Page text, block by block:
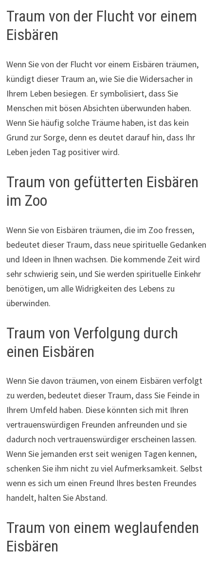
Traum von der Flucht vor einem
Eisbären
Wenn Sie von der Flucht vor einem Eisbären träumen,
kündigt dieser Traum an, wie Sie die Widersacher in
Ihrem Leben besiegen. Er symbolisiert, dass Sie
Menschen mit bösen Absichten überwunden haben.
Wenn Sie häufig solche Träume haben, ist das kein
Grund zur Sorge, denn es deutet darauf hin, dass Ihr
Leben jeden Tag positiver wird.
Traum von gefütterten Eisbären
im Zoo
Wenn Sie von Eisbären träumen, die im Zoo fressen,
bedeutet dieser Traum, dass neue spirituelle Gedanken
und Ideen in Ihnen wachsen. Die kommende Zeit wird
sehr schwierig sein, und Sie werden spirituelle Einkehr
benötigen, um alle Widrigkeiten des Lebens zu
überwinden.
Traum von Verfolgung durch
einen Eisbären
Wenn Sie davon träumen, von einem Eisbären verfolgt
zu werden, bedeutet dieser Traum, dass Sie Feinde in
Ihrem Umfeld haben. Diese könnten sich mit Ihren
vertrauenswürdigen Freunden anfreunden und sie
dadurch noch vertrauenswürdiger erscheinen lassen.
Wenn Sie jemanden erst seit wenigen Tagen kennen,
schenken Sie ihm nicht zu viel Aufmerksamkeit. Selbst
wenn es sich um einen Freund Ihres besten Freundes
handelt, halten Sie Abstand.
Traum von einem weglaufenden
Eisbären